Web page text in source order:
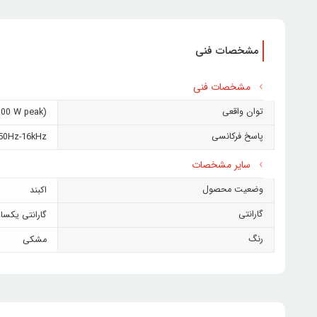
مشخصات فنی
مشخصات فنی
توان واقعی
(200W (800 W peak
پاسخ فرکانسی
16kHz
سایر مشخصات
وضعیت محصول
اکبند
گارانتی
گارانتی
رنگ
مشکی